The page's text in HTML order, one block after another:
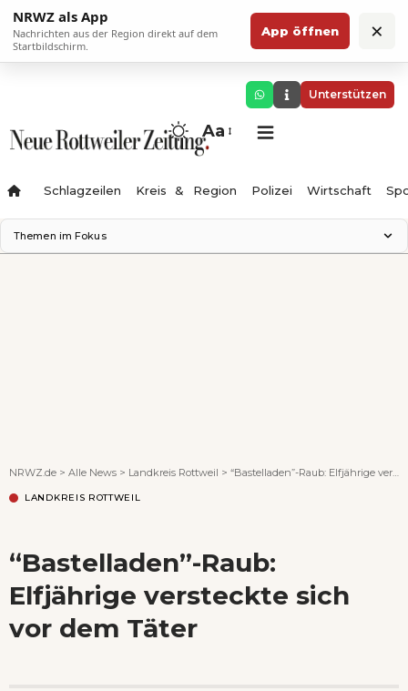
NRWZ als App
Nachrichten aus der Region direkt auf dem
Startbildschirm.
App öffnen ×
Unterstützen
Aa
Schlagzeilen Kreis & Region Polizei Wirtschaft
Themen im Fokus
NRWZ.de > Alle News > Landkreis Rottweil > “Bastelladen”-Raub: Elfjährige versteckte sich vor dem Täter
LANDKREIS ROTTWEIL
“Bastelladen”-Raub:
Elfjährige versteckte sich
vor dem Täter